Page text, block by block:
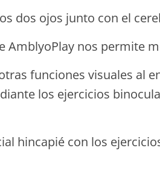
dos ojos junto con el
AmblyoPlay nos permite
funciones visuales al
los ejercicios
hincapié con los